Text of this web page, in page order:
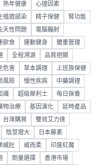
熟年健康 心理因素
殖道感染 精子保健 腎功能
天性問題 電腦輻射
飲食 運動健身 體重管理
全程溯源 品質把關
危害 草本調理 上班族保健
風險 慢性疾病 中藥調理
識 超級犀利士 每日保養
物治療 基因演化 延時產品
台灣購買 雙效艾力達
陰莖增大 日本藤素
威壯 威而柔 印度紅魔
劑量選擇 香港市場